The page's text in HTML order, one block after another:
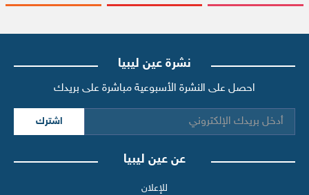
نشرة عين ليبيا
احصل على النشرة الأسبوعية مباشرة على بريدك
اشترك
عن عين ليبيا
للإعلان